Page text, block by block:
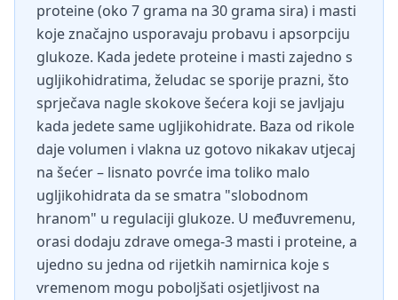
proteine (oko 7 grama na 30 grama sira) i masti
koje značajno usporavaju probavu i apsorpciju
glukoze. Kada jedete proteine i masti zajedno s
ugljikohidratima, želudac se sporije prazni, što
sprječava nagle skokove šećera koji se javljaju
kada jedete same ugljikohidrate. Baza od rikole
daje volumen i vlakna uz gotovo nikakav utjecaj
na šećer – lisnato povrće ima toliko malo
ugljikohidrata da se smatra "slobodnom
hranom" u regulaciji glukoze. U međuvremenu,
orasi dodaju zdrave omega-3 masti i proteine, a
ujedno su jedna od rijetkih namirnica koje s
vremenom mogu poboljšati osjetljivost na